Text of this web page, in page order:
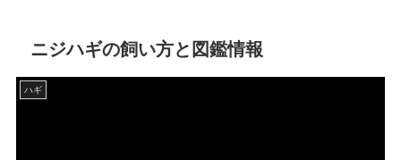
ニジハギの飼い方と図鑑情報
ハギ